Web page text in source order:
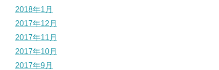
2018年1月
2017年12月
2017年11月
2017年10月
2017年9月